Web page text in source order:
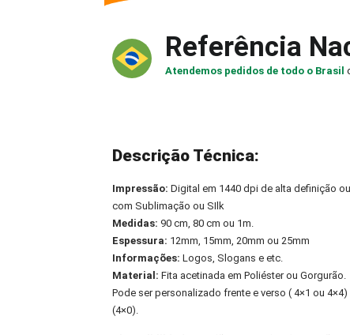
Referência
Atendemos pedidos de todo o Brasil
Descrição Técnica:
Impressão: Digital em 1440 dpi de alta definição
com Sublimação ou SIlk
Medidas: 90 cm, 80 cm ou 1m.
Espessura: 12mm, 15mm, 20mm ou 25mm
Informações:Logos, Slogans e etc.
Material: Fita acetinada em Poliéster ou Gorgurão.
Pode ser personalizado frente e verso ( 4×1 ou
(4×0).